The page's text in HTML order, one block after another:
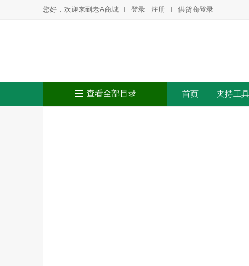
您好，欢迎来到老A商城 登录 注册 供货商登录
查看全部目录 首页 夹持工具